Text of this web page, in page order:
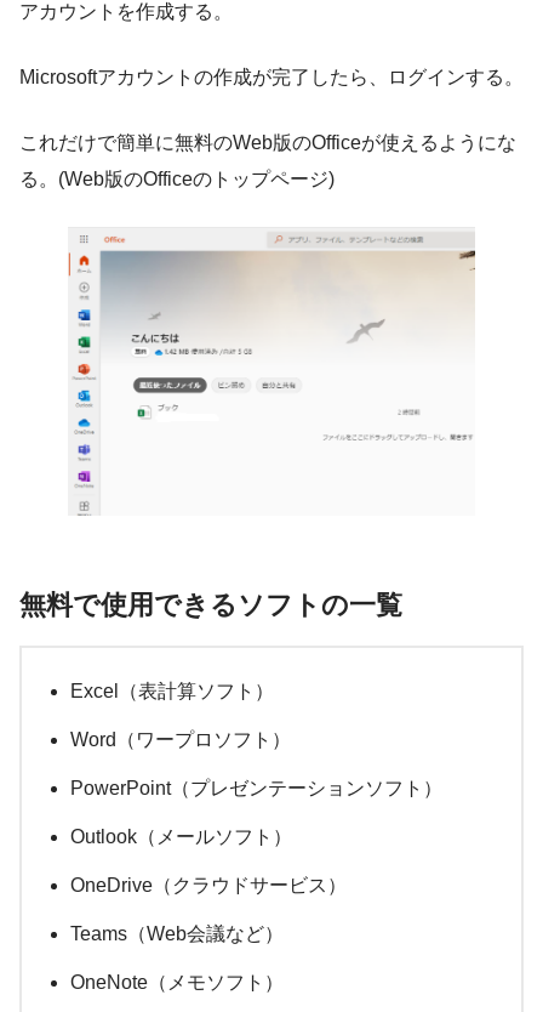
アカウントを作成する。
Microsoftアカウントの作成が完了したら、ログインする。
これだけで簡単に無料のWeb版のOfficeが使えるようにな
る。(Web版のOfficeのトップページ)
無料で使用できるソフトの一覧
Excel（表計算ソフト）
Word（ワープロソフト）
PowerPoint（プレゼンテーションソフト）
Outlook（メールソフト）
OneDrive（クラウドサービス）
Teams（Web会議など）
OneNote（メモソフト）